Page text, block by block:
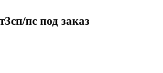
пс под заказ